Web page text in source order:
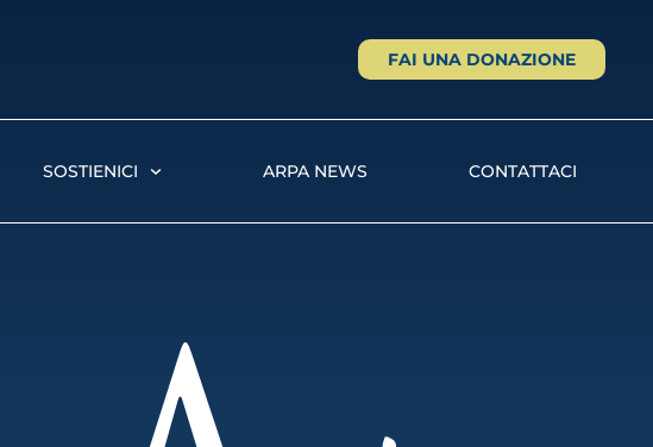
FAI UNA DONAZIONE
SOSTIENICI ARPA NEWS CONTATTACI